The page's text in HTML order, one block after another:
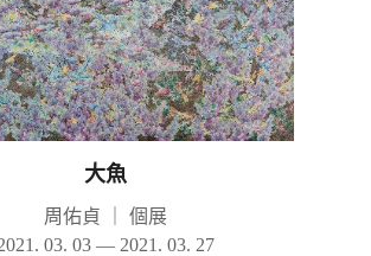
大魚
周佑貞
個展
03. 03 — 2021. 03. 27